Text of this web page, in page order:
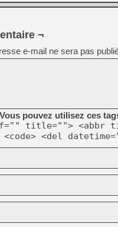
¬
e-mail ne sera pas
pouvez utilisez ces
title=""> <abbr
<del